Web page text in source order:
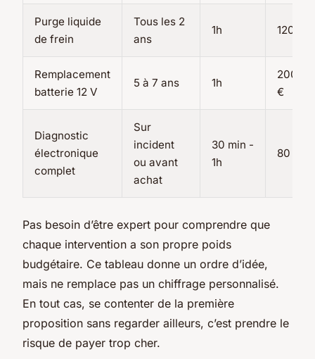
Purge liquide
de frein
Tous les 2
ans
1h 120 -
Remplacement
batterie 12 V
5 à 7 ans 1h
200 -
€
Diagnostic
électronique
complet
Sur
incident
ou avant
achat
30 min -
1h
80 -
Pas besoin d’être expert pour comprendre que
chaque intervention a son propre poids
budgétaire. Ce tableau donne un ordre d’idée,
mais ne remplace pas un chiffrage personnalisé.
En tout cas, se contenter de la première
proposition sans regarder ailleurs, c’est prendre le
risque de payer trop cher.